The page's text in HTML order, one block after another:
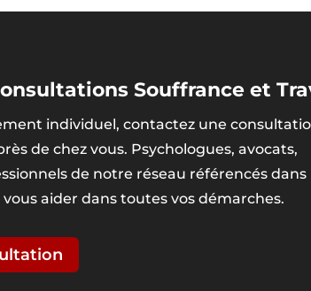
Souffrance et
individuel, contactez une
de chez vous. Psychologues, avocats,
de notre réseau référencés
aider dans toutes vos démarches.